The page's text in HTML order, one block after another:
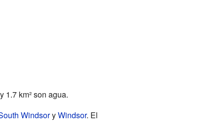
1.7 km² son agua.
WindsoryWindsor. El